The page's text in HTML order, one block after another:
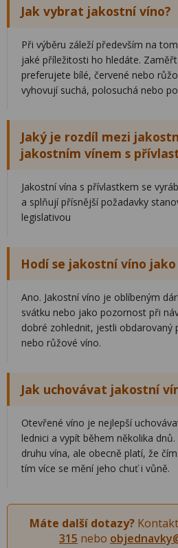
Jak vybrat jakostní víno?
Při výběru záleží především na
jaké příležitosti ho hledáte.
preferujete bílé, červené nebo
vyhovují suchá, polosuchá nebo
Jaký je rozdíl mezi
jakostním vínem s
Jakostní vína s přívlastkem se
a splňují přísnější požadavky
legislativou
Hodí se jakostní víno
Ano. Jakostní víno je oblíbeným
svátku nebo jako pozornost při
dobré zohlednit, jestli obdarovaný
nebo růžové víno.
Jak uchovávat jakostní
Otevřené víno je nejlepší
lednici a vypít během několika
druhu vína, ale obecně platí, že
tím více se mění jeho chuť i vůně.
Máte další dotazy?
315 nebo